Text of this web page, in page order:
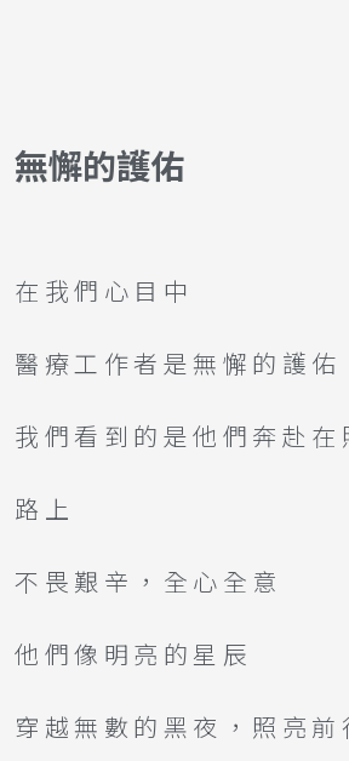
無懈的護佑
在我們心目中
醫療工作者是無懈的護佑
我們看到的是他們奔赴在
路上
不畏艱辛，全心全意
他們像明亮的星辰
穿越無數的黑夜，照亮前